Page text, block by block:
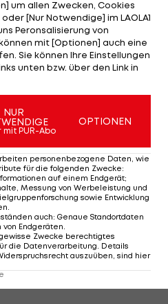
es das nicht gebraucht
mir noch anschauen."
das letzte Rennen bei
Marco Schwarznoch zwei
Im sehr schnell
der Kärntner auf dem
zufrieden mit seiner
nicht entgegen
ein bisschen vergeblich
dahin gegangen, da
das Speedtraining
um allen Zwecken, Cookies
[Nur Notwendige] im LAOLA1
Peronsalisierung von
mit [Optionen] auch eine
Sie können Ihre Einstellungen
unten bzw. über den Link in
NUR
PUR-Abo
OPTIONEN
personenbezogene Daten, wie
für die folgenden Zwecke:
auf einem Endgerät;
Messung von Werbeleistung und
sowie Entwicklung
auch: Genaue Standortdaten
von Endgeräten
Zwecke berechtigtes
die Datenverarbeitung. Details
auszuüben, sind hier